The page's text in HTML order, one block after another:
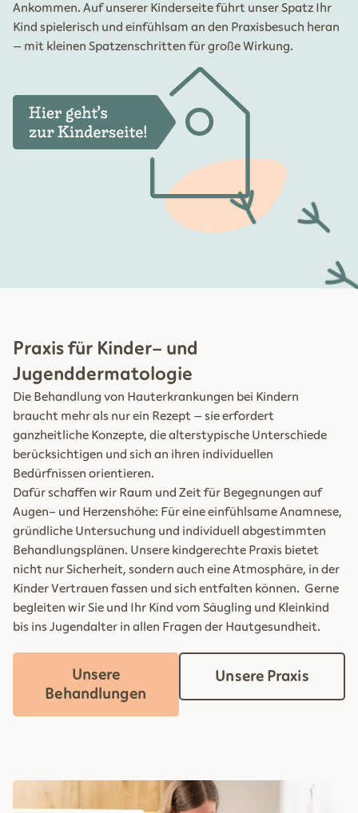
Ankommen. Auf unserer Kinderseite führt unser Spatz Ihr
Kind spielerisch und einfühlsam an den Praxisbesuch heran
– mit kleinen Spatzenschritten für große Wirkung.
Praxis für Kinder- und
Jugenddermatologie
Die Behandlung von Hauterkrankungen bei Kindern
braucht mehr als nur ein Rezept – sie erfordert
ganzheitliche Konzepte, die alterstypische Unterschiede
berücksichtigen und sich an ihren individuellen
Bedürfnissen orientieren.
Dafür schaffen wir Raum und Zeit für Begegnungen auf
Augen- und Herzenshöhe: Für eine einfühlsame Anamnese,
gründliche Untersuchung und individuell abgestimmten
Behandlungsplänen. Unsere kindgerechte Praxis bietet
nicht nur Sicherheit, sondern auch eine Atmosphäre, in der
Kinder Vertrauen fassen und sich entfalten können. Gerne
begleiten wir Sie und Ihr Kind vom Säugling und Kleinkind
bis ins Jugendalter in allen Fragen der Hautgesundheit.
Unsere
Behandlungen
Unsere Praxis